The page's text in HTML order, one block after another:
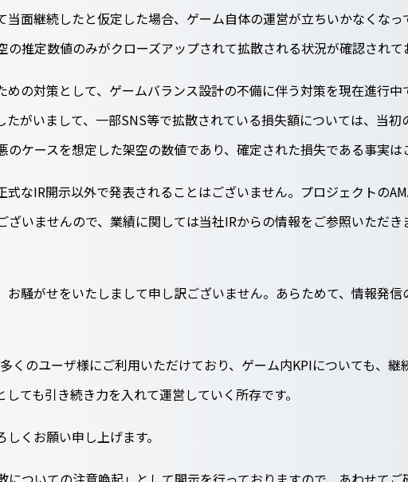
面継続したと仮定した場合、ゲーム自体の運営が立ちいかなくなっ
推定数値のみがクローズアップされて拡散される状況が確認されて
の対策として、ゲームバランス設計の不備に伴う対策を現在進行中
がいまして、一部SNS等で拡散されている損失額については、当初
ケースを想定した架空の数値であり、確定された損失である事実は
なIR開示以外で発表されることはございません。プロジェクトの
いませんので、業績に関しては当社IRからの情報をご参照いただき
騒がせをいたしまして申し訳ございません。あらためて、情報発信
くのユーザ様にご利用いただけており、ゲーム内KPIについても、継
ても引き続き力を入れて運営していく所存です。
くお願い申し上げます。